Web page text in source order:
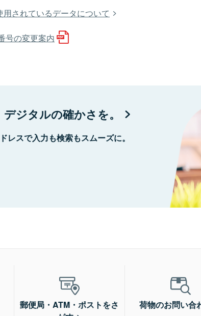
されているデータについて
号の変更案内
ジタルの確かさを。
レスで入力も検索もスムーズに。
郵便局・ATM・ポストをさ
荷物のお問い合